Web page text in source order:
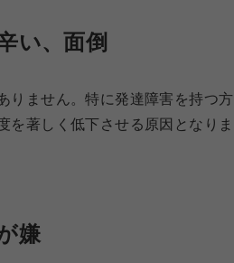
い、面倒
りません。特に発達障害を持つ方
著しく低下させる原因となりま
嫌